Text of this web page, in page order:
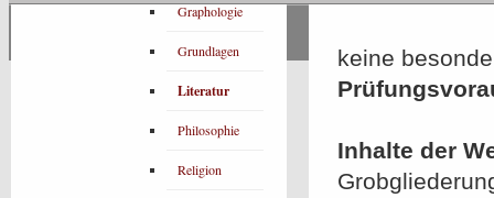
keine
Inhalte der
Graphologie
Grundlagen
Literatur
Philosophie
Religion